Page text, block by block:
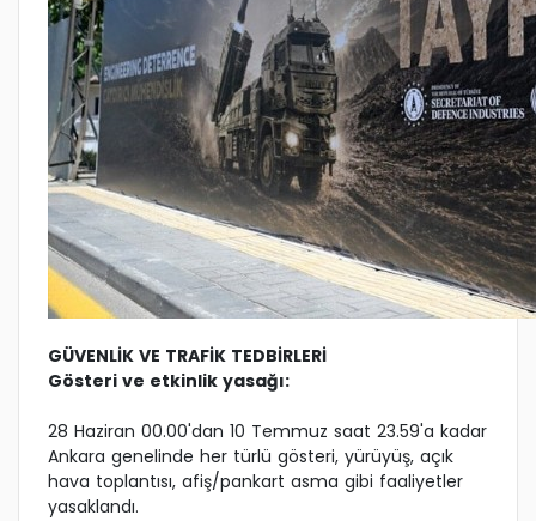
GÜVENLİK VE TRAFİK TEDBİRLERİ
Gösteri ve etkinlik yasağı:
28 Haziran 00.00'dan 10 Temmuz saat 23.59'a kadar
Ankara genelinde her türlü gösteri, yürüyüş, açık
hava toplantısı, afiş/pankart asma gibi faaliyetler
yasaklandı.